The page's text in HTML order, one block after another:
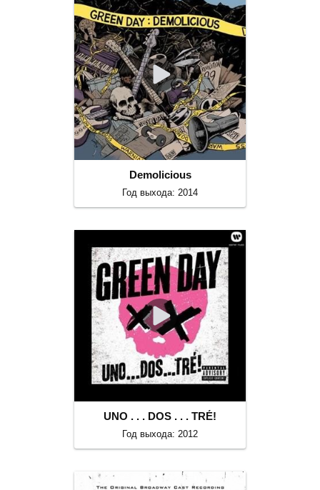
Demolicious
Год выхода: 2014
UNO . . . DOS . . . TRÉ!
Год выхода: 2012